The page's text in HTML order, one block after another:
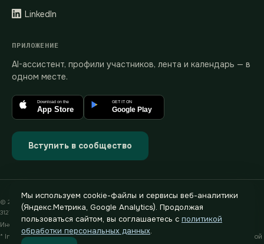
LinkedIn
ПРИЛОЖЕНИЕ
AI-ассистент, профили участников, лента и календарь — в
одном месте.
Download on the
App Store
GET IT ON
Google Play
Вступить в сообщество
© 2019–2026 heg.ai · ИП Хегай Павел Валентинович · ИНН 772880589233 · ОГРНИП
312774624400791
Информация на сайте носит рекламный характер
* Instagram и Facebook принадлежат компании Meta, признанной экстремистской
Мы используем cookie-файлы и сервисы веб-аналитики
(Яндекс.Метрика, Google Analytics). Продолжая
пользоваться сайтом, вы соглашаетесь с политикой
обработки персональных данных.